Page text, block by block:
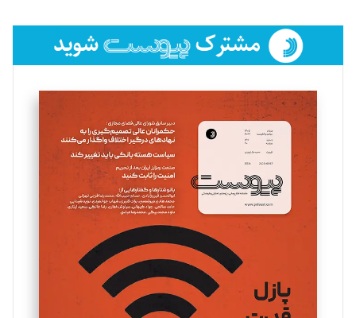
فائزه فتحی رستمی
تحریریه
سروش کرمیان
تحریریه
مینا پاکدل
یسنا امان‌پور
تحریریه